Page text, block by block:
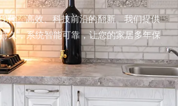
代、高效、科技前沿的翻新。我们提供
久，系统智能可靠，让您的家居多年保